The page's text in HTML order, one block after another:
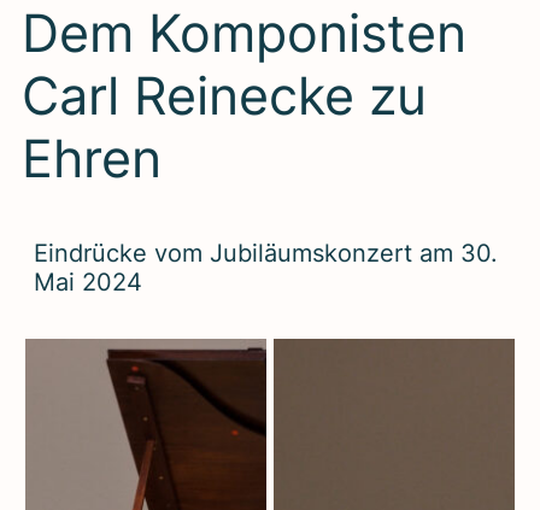
Dem Kom­po­nis­ten
Carl Rei­ne­cke zu
Ehren
Ein­drü­cke vom Jubi­lä­ums­kon­zert am 30.
Mai 2024